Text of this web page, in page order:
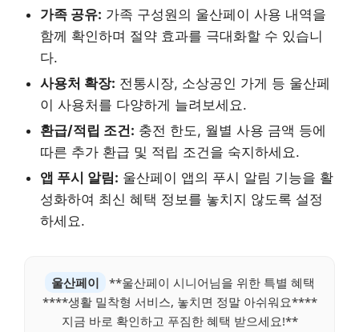
가족 공유: 가족 구성원의 울산페이 사용 내역을
함께 확인하며 절약 효과를 극대화할 수 있습니
다.
사용처 확장: 전통시장, 소상공인 가게 등 울산페
이 사용처를 다양하게 늘려보세요.
환급/적립 조건: 충전 한도, 월별 사용 금액 등에
따른 추가 환급 및 적립 조건을 숙지하세요.
앱 푸시 알림: 울산페이 앱의 푸시 알림 기능을 활
성화하여 최신 혜택 정보를 놓치지 않도록 설정
하세요.
울산페이
**울산페이 시니어님을 위한 특별 혜택
****생활 밀착형 서비스, 놓치면 정말 아쉬워요****
지금 바로 확인하고 푸짐한 혜택 받으세요!**